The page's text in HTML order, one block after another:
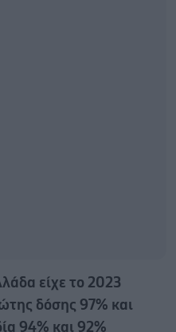
είχε το 2023
δόσης 97% και
94% και 92%